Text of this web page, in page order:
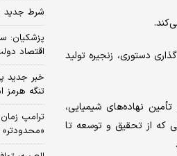
دستوری، زنجیره تولید
نهاده‌های شیمیایی،
که از تحقیق و توسعه تا
شرط جدید
پزشکیان:
اقتصاد
خبر جدید
تنگه هرمز
ترامپ